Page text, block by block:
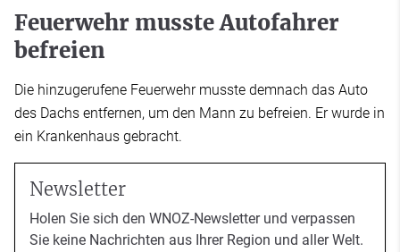
Feuerwehr musste Autofahrer
befreien
Die hinzugerufene Feuerwehr musste demnach das Auto
des Dachs entfernen, um den Mann zu befreien. Er wurde in
ein Krankenhaus gebracht.
Newsletter
Holen Sie sich den WNOZ-Newsletter und verpassen
Sie keine Nachrichten aus Ihrer Region und aller Welt.